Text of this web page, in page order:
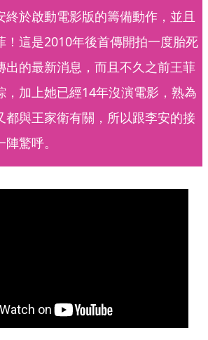
終於啟動電影版的籌備動作，並且
！這是2010年後首傳開拍一度胎死
出的最新消息，而且不久之前王菲
，加上她已經14年沒演電影，熟為
都與王家衛有關，所以跟李安的接
驚呼。